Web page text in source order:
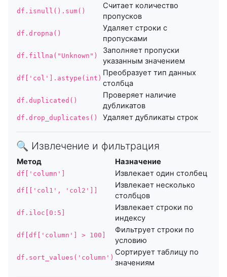
df.isnull().sum()
Считает количество
пропусков
df.dropna()
Удаляет строки с
пропусками
df.fillna("Unknown")
Заполняет пропуски
указанным значением
df['col'].astype(int)
Преобразует тип данных
столбца
df.duplicated()
Проверяет наличие
дубликатов
df.drop_duplicates() Удаляет дубликаты строк
🔍 Извлечение и фильтрация
Метод Назначение
df['column'] Извлекает один столбец
df[['col1', 'col2']]
Извлекает несколько
столбцов
df.iloc[0:5]
Извлекает строки по
индексу
df[df['column'] > 100]
Фильтрует строки по
условию
df.sort_values('column')
Сортирует таблицу по
значениям